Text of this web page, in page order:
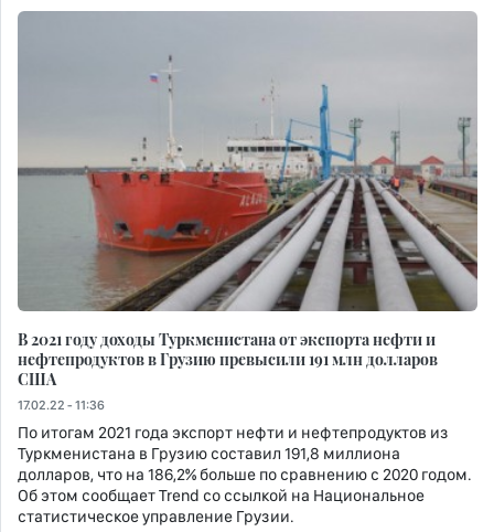
В 2021 году доходы Туркменистана от экспорта нефти и
нефтепродуктов в Грузию превысили 191 млн долларов
США
17.02.22 - 11:36
По итогам 2021 года экспорт нефти и нефтепродуктов из
Туркменистана в Грузию составил 191,8 миллиона
долларов, что на 186,2% больше по сравнению с 2020 годом.
Об этом сообщает Trend со ссылкой на Национальное
статистическое управление Грузии.